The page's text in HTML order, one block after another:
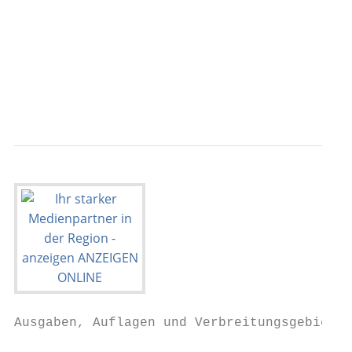
Ausgaben, Auflagen und Verbreitungsgebiete                                                                                                                               Preisliste Nr. 65 · Gültig ab 01.01.2021 · 38640 Goslar · Nielsen 1

                    Salzgitter       Gielde                                              Salzgitter       Gielde                                              Salzgitter       Gielde                                                 Salzgitter       Gielde
                                                                                                                                                                                                                                                   Liebenburg
                                 Liebenburg                                                           Liebenburg                                                           Liebenburg                                                                             Schladen
                                                 Schladen                                                             Schladen                                                             Schladen
                    Othfresen Heimerode                                                  Othfresen Heimerode                                                  Othfresen Heimerode
                                                                                                                                                                                                                                      Othfresen Heimerode